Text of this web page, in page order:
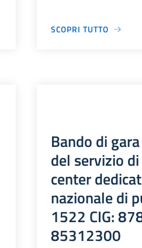
SCOPRI TUTTO
Bando di
del servizio
center
nazionale di
1522 CIG:
85312300